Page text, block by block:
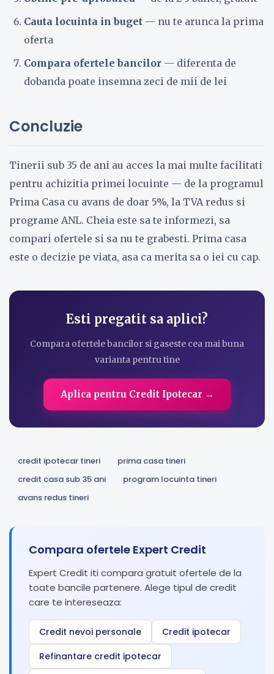
Cauta locuinta in buget — nu te arunca la prima
oferta
Compara ofertele bancilor — diferenta de
dobanda poate insemna zeci de mii de lei
Concluzie
Tinerii sub 35 de ani au acces la mai multe facilitati
pentru achizitia primei locuinte — de la programul
Prima Casa cu avans de doar 5%, la TVA redus si
programe ANL. Cheia este sa te informezi, sa
compari ofertele si sa nu te grabesti. Prima casa
este o decizie pe viata, asa ca merita sa o iei cu cap.
Esti pregatit sa aplici?
Compara ofertele bancilor si gaseste cea mai buna
varianta pentru tine
Aplica pentru Credit Ipotecar →
credit ipotecar tineri
prima casa tineri
credit casa sub 35 ani
program locuinta tineri
avans redus tineri
Compara ofertele Expert Credit
Expert Credit iti compara gratuit ofertele de la
toate bancile partenere. Alege tipul de credit
care te intereseaza:
Credit nevoi personale
Credit ipotecar
Refinantare credit ipotecar